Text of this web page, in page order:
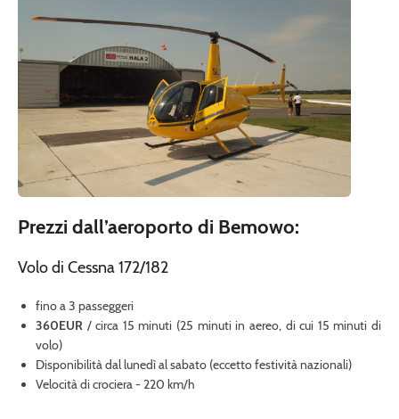
Prezzi dall’aeroporto di Bemowo:
Volo di Cessna 172/182
fino a 3 passeggeri
360EUR / circa 15 minuti (25 minuti in aereo, di cui 15 minuti di
volo)
Disponibilità dal lunedì al sabato (eccetto festività nazionali)
Velocità di crociera - 220 km/h